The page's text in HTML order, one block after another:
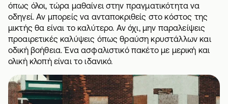
όπως όλοι, τώρα μαθαίνει στην πραγματικότητα να
οδηγεί. Αν μπορείς να ανταποκριθείς στο κόστος της
μικτής θα είναι το καλύτερο. Αν όχι, μην παραλείψεις
προαιρετικές καλύψεις όπως θραύση κρυστάλλων και
οδική βοήθεια. Ένα ασφαλιστικό πακέτο με μερική και
ολική κλοπή είναι το ιδανικό.